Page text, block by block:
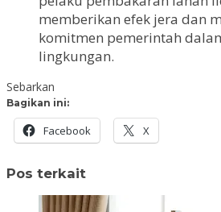
memberikan efek jera dan
komitmen pemerintah
lingkungan.
Sebarkan
Bagikan ini:
Facebook X
Pos terkait